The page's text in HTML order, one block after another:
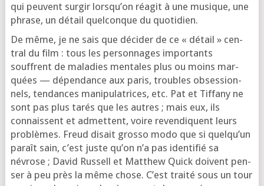
qui peuvent sur­gir lors­qu’on réagit à une musique, une
phrase, un détail quel­conque du quotidien.
De même, je ne sais que déci­der de ce « détail » cen­
tral du film : tous les per­son­nages impor­tants
souffrent de mala­dies men­tales plus ou moins mar­
quées — dépen­dance aux paris, troubles obses­sion­
nels, ten­dances mani­pu­la­trices, etc. Pat et Tiffany ne
sont pas plus tarés que les autres ; mais eux, ils
connaissent et admettent, voire reven­diquent leurs
pro­blèmes. Freud disait gros­so modo que si quel­qu’un
paraît sain, c’est juste qu’on n’a pas iden­ti­fié sa
névrose ; David Russell et Matthew Quick doivent pen­
ser à peu près la même chose. C’est trai­té sous un tour